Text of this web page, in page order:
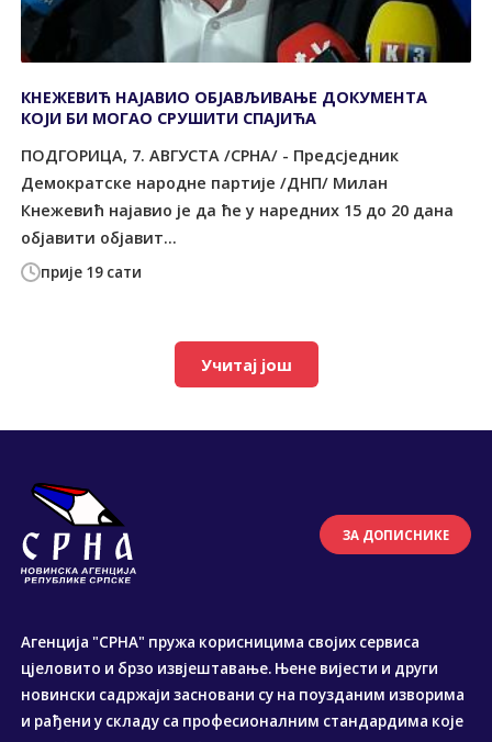
прије 19 сати
КНЕЖЕВИЋ НАЈАВИО ОБЈАВЉИВАЊЕ ДОКУМЕНТА
КОЈИ БИ МОГАО СРУШИТИ СПАЈИЋА
ПОДГОРИЦА, 7. АВГУСТА /СРНА/ - Предсједник
Демократске народне партије /ДНП/ Милан
Кнежевић најавио је да ће у наредних 15 до 20 дана
објавити објавит...
Учитај још
ЗА ДОПИСНИКЕ
Агенција "СРНА" пружа корисницима својих сервиса
цјеловито и брзо извјештавање. Њене вијести и други
новински садржаји засновани су на поузданим изворима
и рађени у складу са професионалним стандардима које